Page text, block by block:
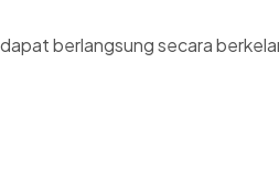
berlangsung secara